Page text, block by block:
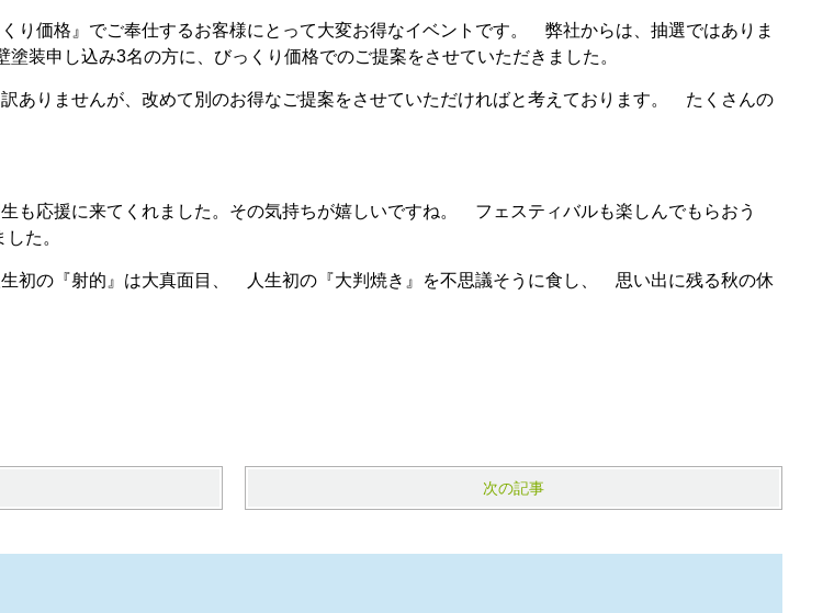
り価格』でご奉仕するお客様にとって大変お得なイベントです。 弊社からは、抽選ではありま
装申し込み3名の方に、びっくり価格でのご提案をさせていただきました。
ありませんが、改めて別のお得なご提案をさせていただければと考えております。 たくさんの
も応援に来てくれました。その気持ちが嬉しいですね。 フェスティバルも楽しんでもらおう
た。
初の『射的』は大真面目、 人生初の『大判焼き』を不思議そうに食し、 思い出に残る秋の休
次の記事